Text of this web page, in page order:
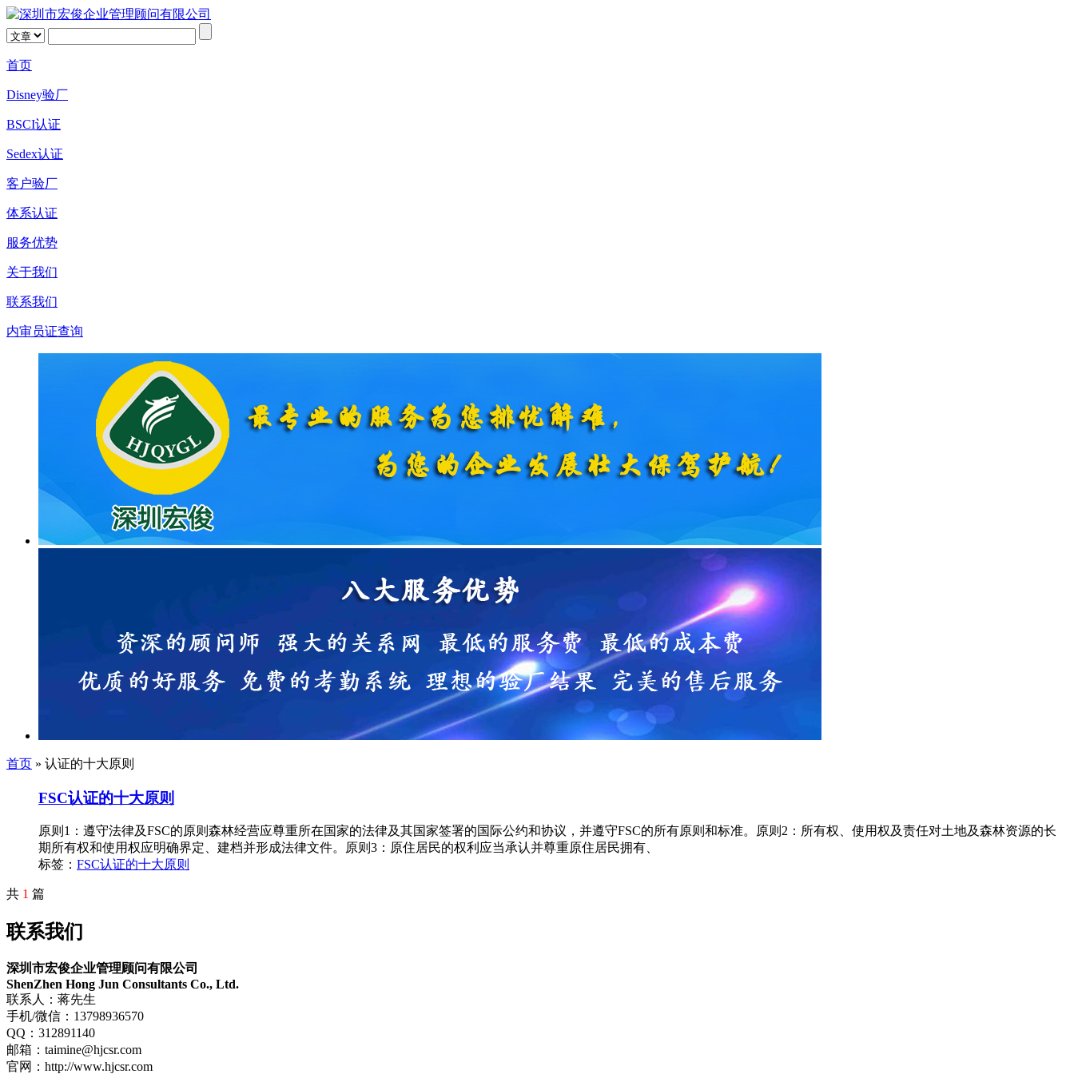
首页
Disney验厂
BSCI认证
Sedex认证
客户验厂
体系认证
服务优势
关于我们
联系我们
内审员证查询
首页 » 认证的十大原则
FSC认证的十大原则
原则1：遵守法律及FSC的原则森林经营应尊重所在国家的法律及其国家签署的国际公约和协议，并遵守FSC的所有原则和标准。原则2：所有权、使用权及责任对土地及森林资源的长
期所有权和使用权应明确界定、建档并形成法律文件。原则3：原住居民的权利应当承认并尊重原住居民拥有、
标签： FSC认证的十大原则
共 1 篇
联系我们
深圳市宏俊企业管理顾问有限公司
ShenZhen Hong Jun Consultants Co., Ltd.
联系人：蒋先生
手机/微信：13798936570
QQ：312891140
邮箱：taimine@hjcsr.com
官网：http://www.hjcsr.com